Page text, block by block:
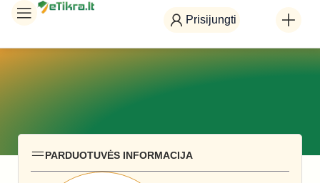
Prisijungti
PARDUOTUVĖS INFORMACIJA